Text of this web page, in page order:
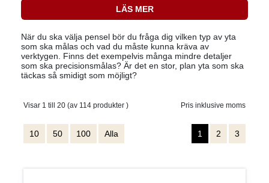
LÄS MER
När du ska välja pensel bör du fråga dig vilken typ av yta
som ska målas och vad du måste kunna kräva av
verktygen. Finns det exempelvis många mindre detaljer
som ska precisionsmålas? Är det en stor, plan yta som ska
täckas så smidigt som möjligt?
Visar 1 till 20 (av 114 produkter ) Pris inklusive moms
10 50 100 Alla 1 2 3